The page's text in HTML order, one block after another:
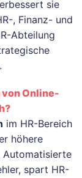
sie
, Finanz- und
Abteilung
Online-
im HR-Bereich
höhere
Automatisierte
spart HR-